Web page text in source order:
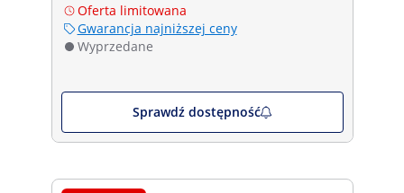
Oferta limitowana
Gwarancja najniższej ceny
Wyprzedane
Sprawdź dostępność